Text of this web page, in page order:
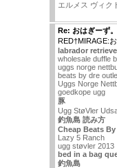
エルメス ヴィク
Re: おはぎーず。
RED†MIRAGE:
labrador
wholesale duffle
uggs norge
beats by dre
Uggs Norge
goedkope ugg
豚
Ugg StøVler
釣魚島 読み方
Cheap Beats By
Lazy 5 Ranch
ugg støvler 2013
bed in a bag
釣魚島